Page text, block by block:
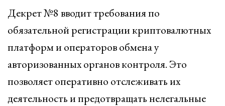
Декрет №8 вводит требования по
обязательной регистрации криптовалютных
платформ и операторов обмена у
авторизованных органов контроля. Это
позволяет оперативно отслеживать их
деятельность и предотвращать нелегальные